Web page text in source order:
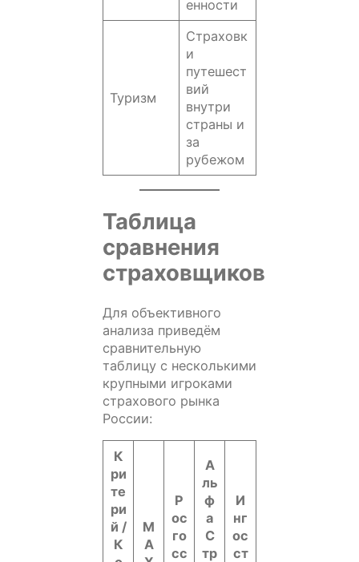
енности
Туризм
Страховк
и
путешест
вий
внутри
страны и
за
рубежом
Таблица
сравнения
страховщиков
Для объективного
анализа приведём
сравнительную
таблицу с несколькими
крупными игроками
страхового рынка
России:
К
ри
те
ри
й /
К
M
A
Р
ос
го
сс
А
ль
ф
а
С
тр
И
нг
ос
ст